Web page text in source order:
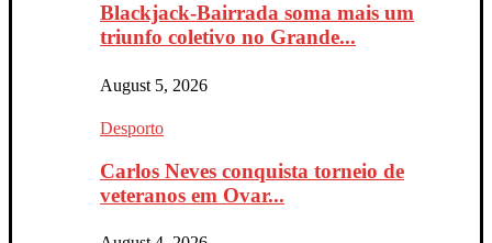
Blackjack-Bairrada soma mais um
triunfo coletivo no Grande...
August 5, 2026
Desporto
Carlos Neves conquista torneio de
veteranos em Ovar...